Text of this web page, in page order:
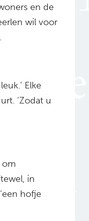
en de
wil voor
Elke
‘Zodat u
om
in
hofje